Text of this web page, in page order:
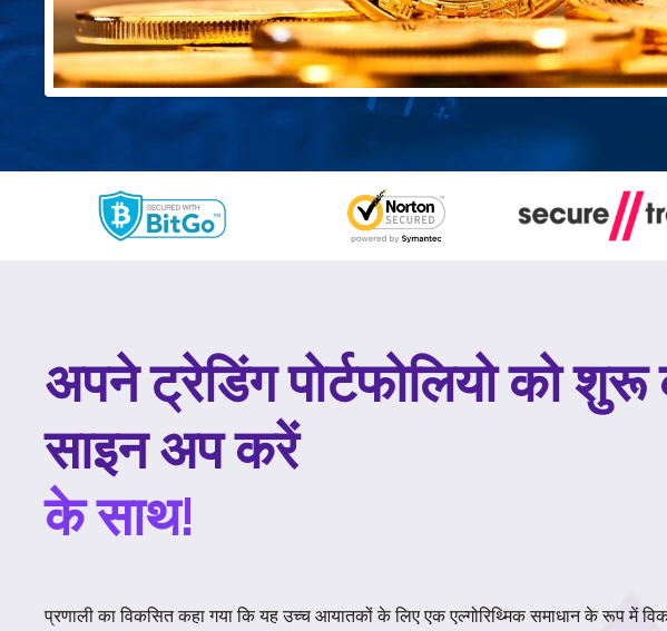
अपने ट्रेडिंग पोर्टफोलियो को
साइन अप करें
के साथ!
प्रणाली का विकसित कहा गया कि यह उच्च आयातकों के लिए एक एल्गोरिथ्मिक समाधान के रूप में